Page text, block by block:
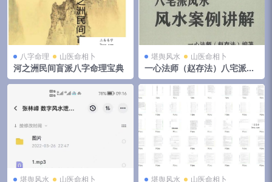
八字命理 山医命相卜
河之洲民间盲派八字命理宝典
堪舆风水 山医命相卜
一心法师（赵存法）八宅派风
水案例讲解
堪舆风水 山医命相卜 堪舆风水 山医命相卜